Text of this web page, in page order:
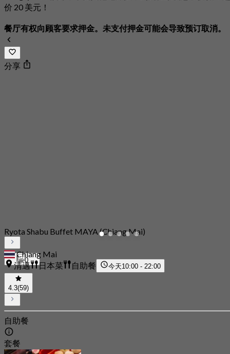
价 20 美元！
餐厅有权向顾客要求押金。未支付押金可能会导致预订取消。
分享
0
Ryota Shabu Buffet MAYA (Chiang Mai)
Chiang Mai
清邁
日本菜 自助餐 今天10:00 - 22:00
4.3(59)
自助餐
套餐